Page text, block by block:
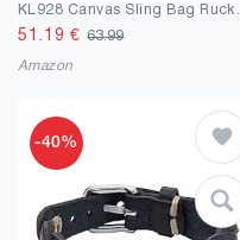
51.19 €63.99
Amazon
-40%